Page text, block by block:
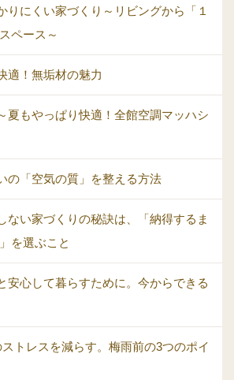
りにくい家づくり～リビングから「１
ペース～
適！無垢材の魅力
夏もやっぱり快適！全館空調マッハシ
の「空気の質」を整える方法
ない家づくりの秘訣は、「納得するま
を選ぶこと
安心して暮らすために。今からできる
トレスを減らす。梅雨前の3つのポイ